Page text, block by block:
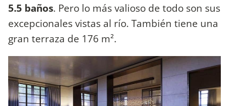
5.5 baños. Pero lo más valioso de todo son sus
excepcionales vistas al río. También tiene una
gran terraza de 176 m².